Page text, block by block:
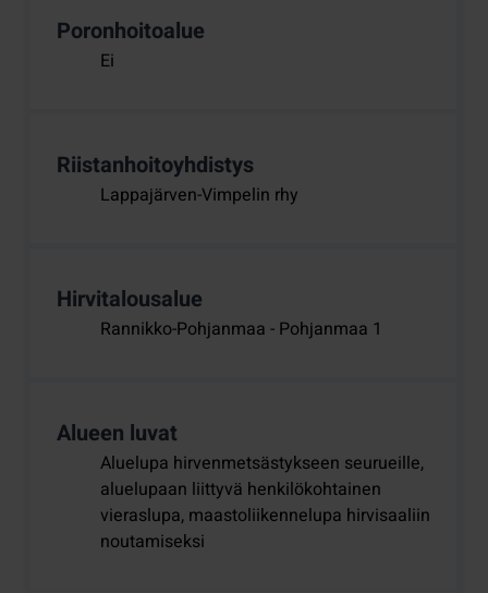
Poronhoitoalue
Ei
Riistanhoitoyhdistys
Lappajärven-Vimpelin rhy
Hirvitalousalue
Rannikko-Pohjanmaa - Pohjanmaa 1
Alueen luvat
Aluelupa hirvenmetsästykseen seurueille,
aluelupaan liittyvä henkilökohtainen
vieraslupa, maastoliikennelupa hirvisaaliin
noutamiseksi